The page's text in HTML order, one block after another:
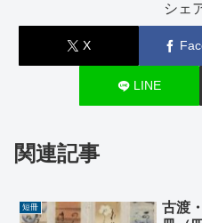
シェ
X
LINE
関連記事
短冊
古渡